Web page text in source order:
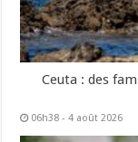
Ceuta : des
06h38 - 4 août 2026